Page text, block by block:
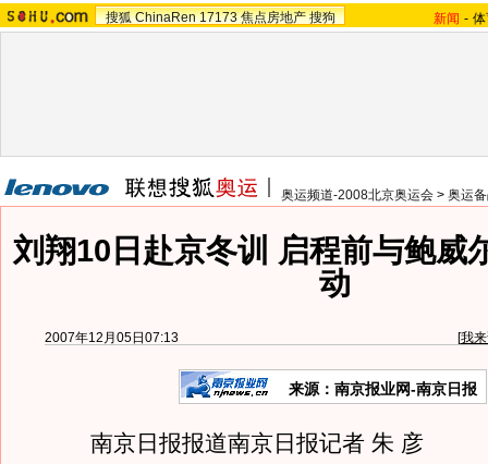
搜狐 ChinaRen 17173 焦点房地产 搜狗 新闻 -
奥运频道-2008北京奥运会 > 奥运
刘翔10日赴京冬训 启程前与鲍威
动
2007年12月05日07:13 [我
来源：南京报业网-南京日报
南京日报报道南京日报记者 朱 彦